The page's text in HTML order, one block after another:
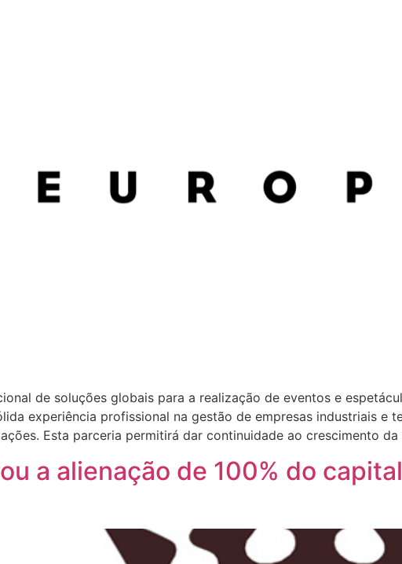
de soluções globais para a realização de eventos e
experiência profissional na gestão de empresas industriais e
Esta parceria permitirá dar continuidade ao crescimento
a alienação de 100% do